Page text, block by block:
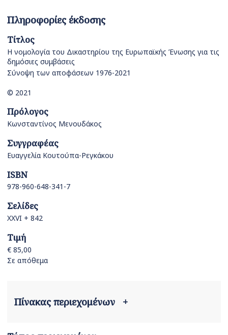
Πληροφορίες έκδοσης
Τίτλος
Η νομολογία του Δικαστηρίου της Ευρωπαϊκής Ένωσης για τις
δημόσιες συμβάσεις
Σύνοψη των αποφάσεων 1976-2021
© 2021
Πρόλογος
Κωνσταντίνος Μενουδάκος
Συγγραφέας
Ευαγγελία Κουτούπα-Ρεγκάκου
ISBN
978-960-648-341-7
Σελίδες
XXVI + 842
Τιμή
€ 85,00
Σε απόθεμα
Πίνακας περιεχομένων +